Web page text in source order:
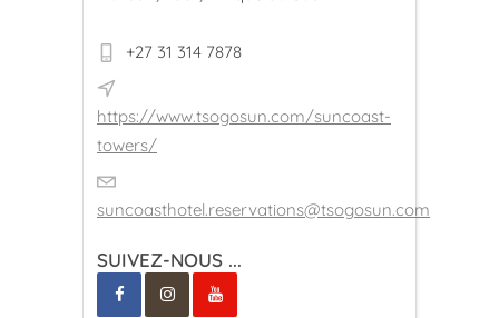
+27 31 314 7878
https://www.tsogosun.com/suncoast-
towers/
suncoasthotel.reservations@tsogosun.com
SUIVEZ-NOUS ...